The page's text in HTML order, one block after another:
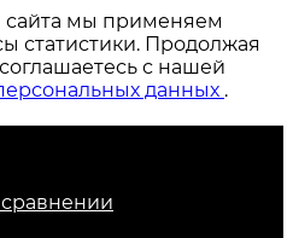
мы применяем
статистики. Продолжая
с нашей
данных .